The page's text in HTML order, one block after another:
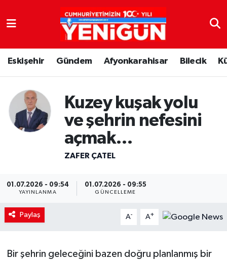
Eskişehir Gündem Afyonkarahisar Bilecik
Kuzey kuşak yolu
ve şehrin nefesini
açmak…
ZAFER ÇATEL
01.07.2026 - 09:54
YAYINLANMA
01.07.2026 - 09:55
GÜNCELLEME
Paylaş A- A+
Bir şehrin geleceğini bazen doğru planlanmış bir
Nöbetçi Eczaneler
Hava Durumu
Trafik Durumu
Süper Lig Puan Durumu ve Fikstür
Tüm Manşetler
Haber Arşivi